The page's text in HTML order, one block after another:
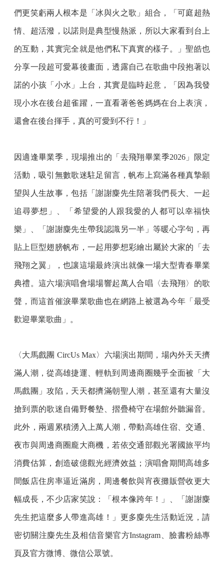
們更笑虧兩人根本是「冰與火之歌」組合，「可庭超熱
情、超活潑，以諾則是典型慢熱派，所以大家看到台上
的互動，其實完全就是他們私下真實的樣子。」聖皓也
分享一段超可愛幕後畫面，透露自己在歌曲中段抱著以
諾的小孩「小水」上台，其實是臨時起意，「因為我發
現小水在後台超雀躍，一直看著爸爸媽媽在台上表演，
還會在後台揮手，真的可愛到不行！」
因適逢畢業季，現場推出的「去飛翔畢業季2026」限定
活動，吸引無數歌迷駐足留言，帆布上寫滿各種真摯願
望與人生故事，包括「謝謝麋先生陪著我們長大、一起
追尋夢想」、「希望愛的人跟我愛的人都可以幸福快
樂」、「謝謝麋先生帶我認識另一半」等暖心字句，再
貼上巨型翅膀帆布，一起用夢想彩繪出屬於大家的「去
飛翔之翼」，也讓這場最終演出就像一場大型青春畢業
典禮。這六場演唱會場場響起萬人合唱〈去飛翔〉的歌
聲，而這首催淚畢業歌曲也在網路上被選為今年「最受
歡迎畢業歌曲」。
〈大馬戲團 CircUs Max〉六場演出期間，場內外天天擠
滿人潮，從高雄捷運、輕軌到周邊商圈幾乎全面被「大
馬戲團」攻陷，天天都擠滿朝聖人潮，甚至還有大量沒
搶到票的歌迷自備野餐墊、摺疊椅守在場館外聽漏音。
此外，兩週累積湧入上萬人潮，帶動高雄住宿、交通、
夜市與周邊商圈龐大商機，若依交通部觀光署國旅平均
消費估算，創造破億觀光經濟效益；演唱會期間高雄多
間飯店住房率逼近滿房，周邊餐飲與宵夜攤販營收更大
幅成長，不少店家笑說：「根本像跨年！」、「謝謝麋
先生把這麼多人帶進高雄！」更多麋先生活動近況，請
密切關注麋先生及相信音樂官方Instagram、臉書粉絲專
頁及官方微博、微信公眾號。